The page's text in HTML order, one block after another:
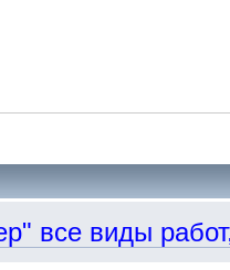
виды работ,